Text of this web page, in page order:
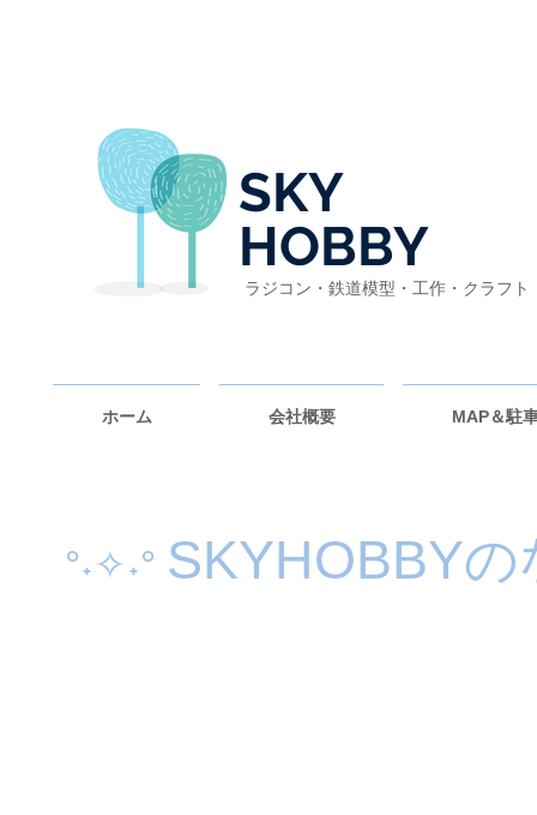
SKY
HOBBY
ラジコン・鉄道模型・工作・クラフト
ホーム 会社概要 MAP＆駐
°˖✧˖° SKYHOBBY